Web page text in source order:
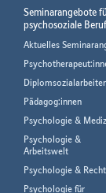
Seminarangebote
psychosoziale
Aktuelles
Pädagog:innen
Psychologie &
Psychologie &
Arbeitswelt
Psychologie & Recht
Psychologie für